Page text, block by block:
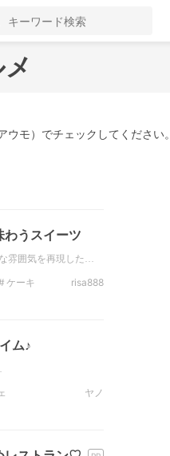
モ）でチェックしてください。
わうスイーツ
雰囲気を再現した…
ケーキ
risa888
ム♪
ヤノ